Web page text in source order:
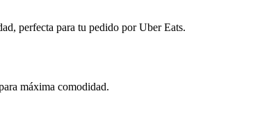
perfecta para tu pedido por Uber Eats.
máxima comodidad.